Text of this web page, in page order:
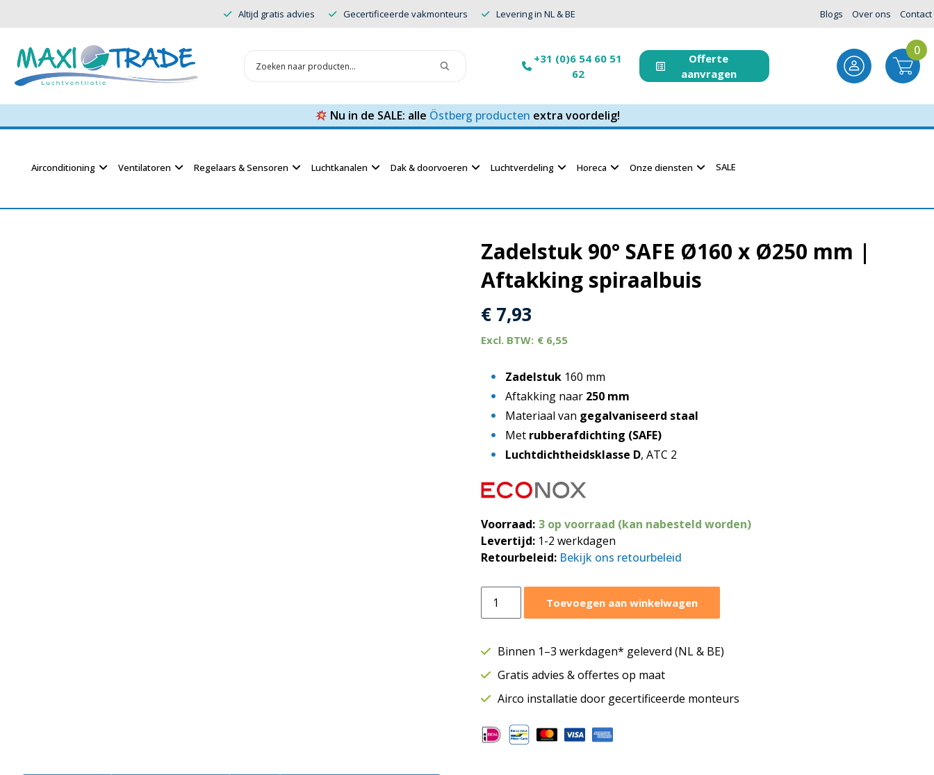
Altijd gratis advies Gecertificeerde vakmonteurs Levering in NL & BE Blogs Over ons Contact
+31 (0)6 54 60 51
62
Offerte
aanvragen
0
Nu in de SALE: alle Östberg producten extra voordelig!
Airconditioning Ventilatoren Regelaars & Sensoren Luchtkanalen Dak & doorvoeren Luchtverdeling Horeca Onze diensten SALE
Zadelstuk 90° SAFE Ø160 x Ø250 mm |
Aftakking spiraalbuis
€ 7,93
€ 6,55
Zadelstuk 160 mm
Aftakking naar 250 mm
Materiaal van gegalvaniseerd staal
Met rubberafdichting (SAFE)
Luchtdichtheidsklasse D, ATC 2
Voorraad: 3 op voorraad (kan nabesteld worden)
Levertijd: 1-2 werkdagen
Retourbeleid: Bekijk ons retourbeleid
90°
Ø160
Ø250
mm
Aftakking
spiraalbuis
Toevoegen aan winkelwagen
Binnen 1–3 werkdagen* geleverd (NL & BE)
Gratis advies & offertes op maat
Airco installatie door gecertificeerde monteurs